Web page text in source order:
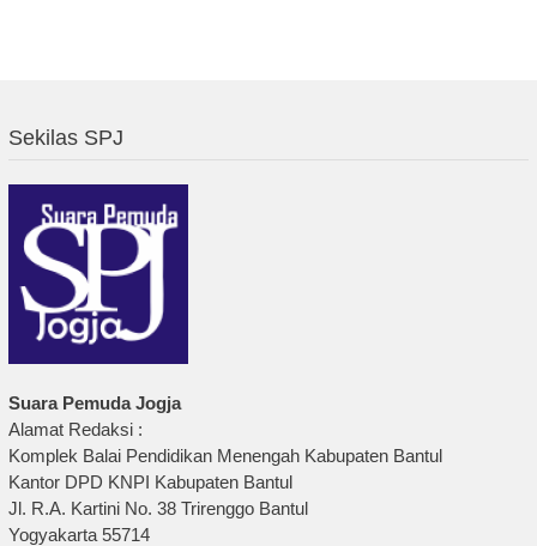
Sekilas SPJ
Suara Pemuda Jogja
Alamat Redaksi :
Komplek Balai Pendidikan Menengah Kabupaten Bantul
Kantor DPD KNPI Kabupaten Bantul
Jl. R.A. Kartini No. 38 Trirenggo Bantul
Yogyakarta 55714